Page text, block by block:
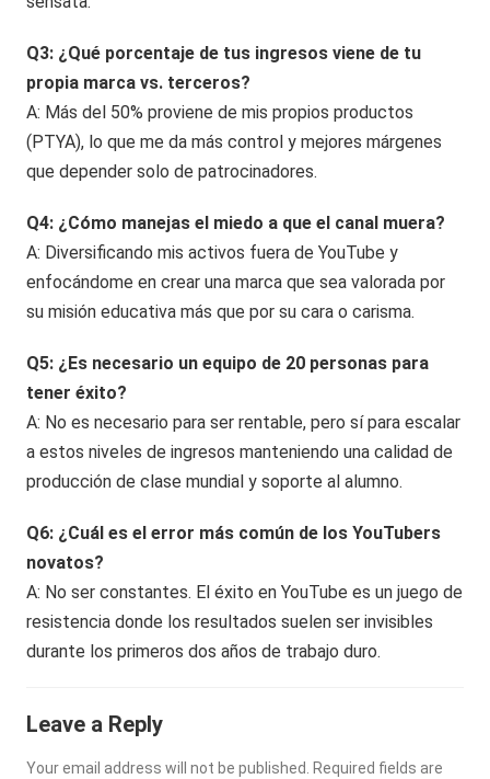
Q3: ¿Qué porcentaje de tus ingresos viene de tu
propia marca vs. terceros?
A: Más del 50% proviene de mis propios productos
(PTYA), lo que me da más control y mejores márgenes
que depender solo de patrocinadores.
Q4: ¿Cómo manejas el miedo a que el canal muera?
A: Diversificando mis activos fuera de YouTube y
enfocándome en crear una marca que sea valorada por
su misión educativa más que por su cara o carisma.
Q5: ¿Es necesario un equipo de 20 personas para
tener éxito?
A: No es necesario para ser rentable, pero sí para escalar
a estos niveles de ingresos manteniendo una calidad de
producción de clase mundial y soporte al alumno.
Q6: ¿Cuál es el error más común de los YouTubers
novatos?
A: No ser constantes. El éxito en YouTube es un juego de
resistencia donde los resultados suelen ser invisibles
durante los primeros dos años de trabajo duro.
Leave a Reply
Your email address will not be published.
Required fields are